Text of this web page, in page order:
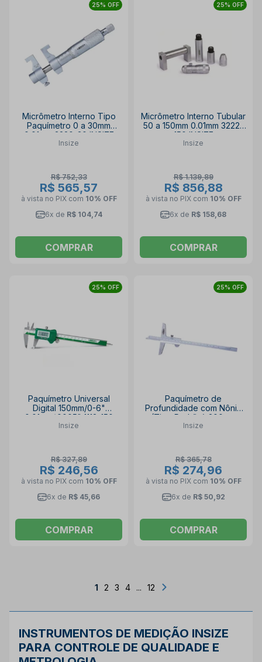
25% OFF
Micrômetro Interno Tipo
Paquímetro 0 a 30mm
0.01mm 3220-30 INSIZE
Insize
R$ 752,33
R$ 565,57
à vista no PIX com 10% OFF
6x de R$ 104,74
COMPRAR
25% OFF
Micrômetro Interno Tubular
50 a 150mm 0.01mm 3222-
150 INSIZE
Insize
R$ 1.139,89
R$ 856,88
à vista no PIX com 10% OFF
6x de R$ 158,68
COMPRAR
25% OFF
Paquímetro Universal
Digital 150mm/0-6"
0.01mm/.0005" 1112-150
INSIZE
Insize
R$ 327,89
R$ 246,56
à vista no PIX com 10% OFF
6x de R$ 45,66
COMPRAR
25% OFF
Paquímetro de
Profundidade com Nônio
(Tipo Padrão) 200mm
0.02mm 1240-2001 INSIZE
Insize
R$ 365,78
R$ 274,96
à vista no PIX com 10% OFF
6x de R$ 50,92
COMPRAR
1 2 3 4 ... 12
INSTRUMENTOS DE MEDIÇÃO INSIZE
PARA CONTROLE DE QUALIDADE E